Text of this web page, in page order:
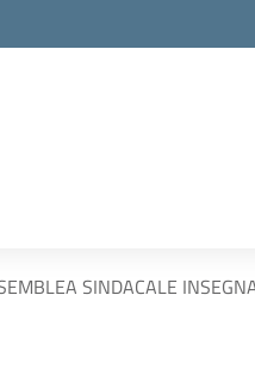
SINDACALE